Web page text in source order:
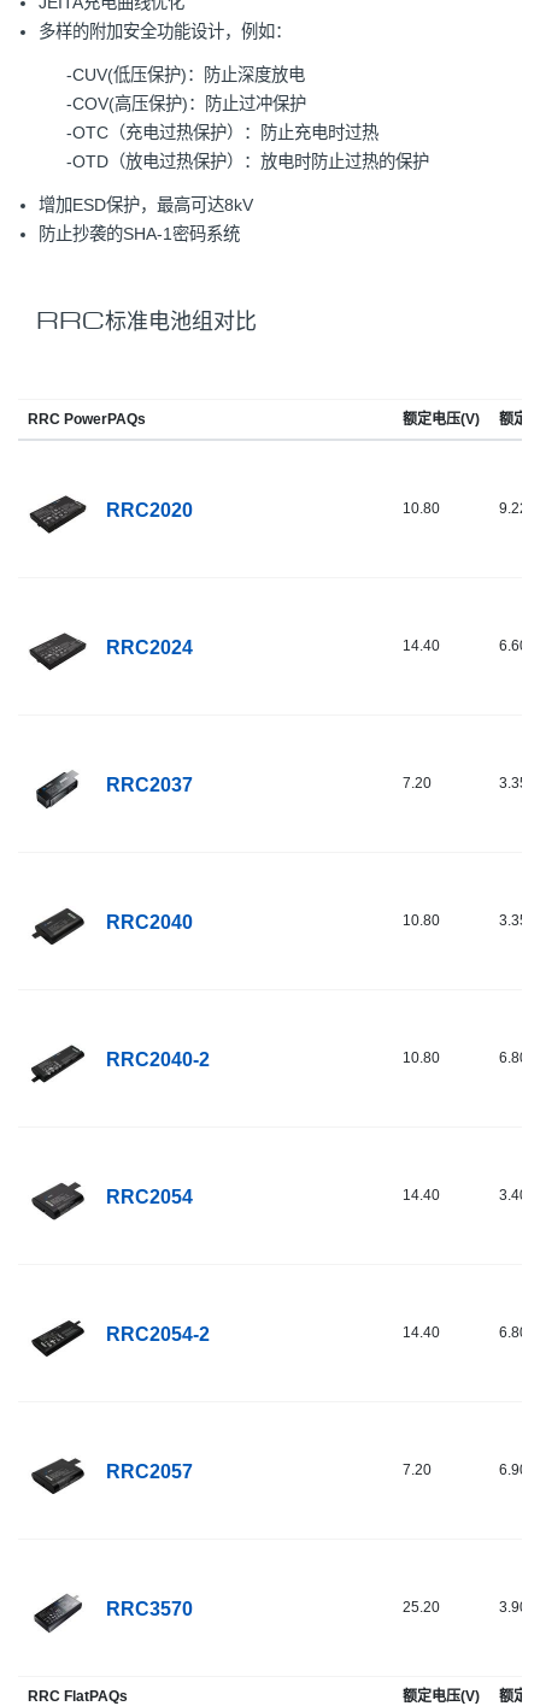
多样的附加安全功能设计，例如：
-CUV(低压保护)：防止深度放电
-COV(高压保护)：防止过冲保护
-OTC（充电过热保护）：防止充电时过热
-OTD（放电过热保护）：放电时防止过热的保护
增加ESD保护，最高可达8kV
防止抄袭的SHA-1密码系统
RRC标准电池组对比
RRC PowerPAQs 额定电压(V) 额定
RRC2020 10.80 9.22
RRC2024 14.40 6.60
RRC2037 7.20 3.35
RRC2040 10.80 3.35
RRC2040-2 10.80 6.80
RRC2054 14.40 3.40
RRC2054-2 14.40 6.80
RRC2057 7.20 6.90
RRC3570 25.20 3.90
RRC FlatPAQs 额定电压(V) 额定